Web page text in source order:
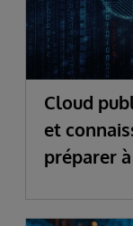
Cloud
et
préparer